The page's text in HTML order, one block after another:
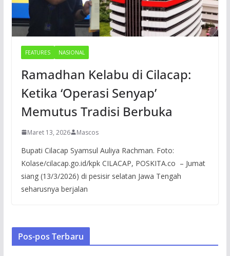
FEATURES NASIONAL
Ramadhan Kelabu di Cilacap:
Ketika ‘Operasi Senyap’
Memutus Tradisi Berbuka
Maret 13, 2026 Mascos
Bupati Cilacap Syamsul Auliya Rachman. Foto:
Kolase/cilacap.go.id/kpk CILACAP, POSKITA.co – Jumat
siang (13/3/2026) di pesisir selatan Jawa Tengah
seharusnya berjalan
Pos-pos Terbaru